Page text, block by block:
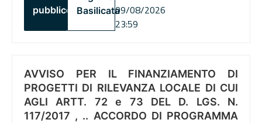
pubblico
Basilicata09/08/2026
23:59
AVVISO PER IL FINANZIAMENTO DI
PROGETTI DI RILEVANZA LOCALE DI CUI
AGLI ARTT. 72 e 73 DEL D. LGS. N.
117/2017 , .. ACCORDO DI PROGRAMMA